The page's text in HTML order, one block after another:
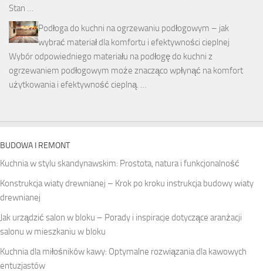
Stan …
Podłoga do kuchni na ogrzewaniu podłogowym – jak
wybrać materiał dla komfortu i efektywności cieplnej
Wybór odpowiedniego materiału na podłogę do kuchni z
ogrzewaniem podłogowym może znacząco wpłynąć na komfort
użytkowania i efektywność cieplną. …
BUDOWA I REMONT
Kuchnia w stylu skandynawskim: Prostota, natura i funkcjonalność
Konstrukcja wiaty drewnianej – Krok po kroku instrukcja budowy wiaty
drewnianej
Jak urządzić salon w bloku – Porady i inspiracje dotyczące aranżacji
salonu w mieszkaniu w bloku
Kuchnia dla miłośników kawy: Optymalne rozwiązania dla kawowych
entuzjastów